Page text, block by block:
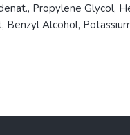
Propylene Glycol,
Benzyl Alcohol,